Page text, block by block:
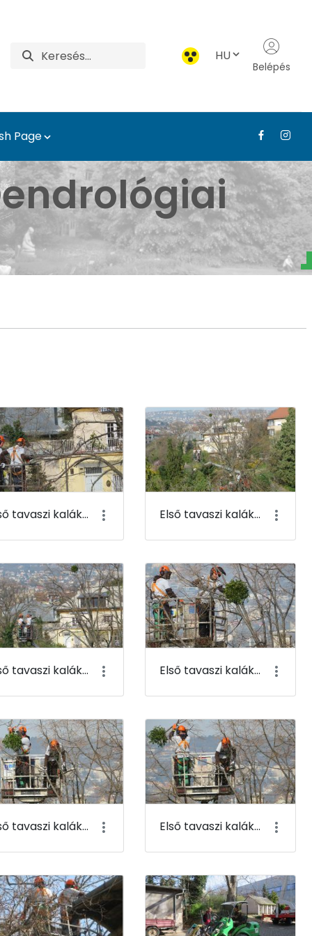
HU
Belépés
Page
- Tájépítészeti,
Első tavaszi kaláka 003 Első tavaszi kaláka 004
Első tavaszi kaláka 007 Első tavaszi kaláka 008
Első tavaszi kaláka 011 Első tavaszi kaláka 012